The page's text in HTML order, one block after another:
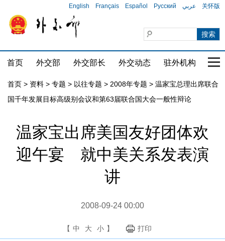
English Français Español Русский عربي 关怀版
首页 外交部 外交部长 外交动态 驻外机构 国
首页 > 资料 > 专题 > 以往专题 > 2008年专题 > 温家宝总理出席联合
国千年发展目标高级别会议和第63届联合国大会一般性辩论
温家宝出席美国友好团体欢
迎午宴 就中美关系发表演
讲
2008-09-24 00:00
【 中 大 小 】 打印